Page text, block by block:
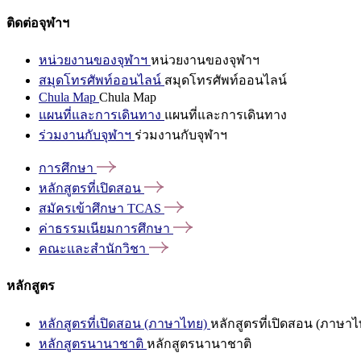
ติดต่อจุฬาฯ
หน่วยงานของจุฬาฯ หน่วยงานของจุฬาฯ
สมุดโทรศัพท์ออนไลน์ สมุดโทรศัพท์ออนไลน์
Chula Map Chula Map
แผนที่และการเดินทาง แผนที่และการเดินทาง
ร่วมงานกับจุฬาฯ ร่วมงานกับจุฬาฯ
การศึกษา
หลักสูตรที่เปิดสอน
สมัครเข้าศึกษา TCAS
ค่าธรรมเนียมการศึกษา
คณะและสำนักวิชา
หลักสูตร
หลักสูตรที่เปิดสอน (ภาษาไทย) หลักสูตรที่เปิดสอน (ภาษาไ
หลักสูตรนานาชาติ หลักสูตรนานาชาติ